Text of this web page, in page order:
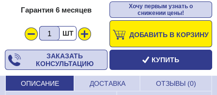
Гарантия 6 месяцев
Хочу первым узнать о
снижении цены!
ШТ ДОБАВИТЬ В КОРЗИНУ
ЗАКАЗАТЬ
КОНСУЛЬТАЦИЮ
КУПИТЬ
ОПИСАНИЕ ДОСТАВКА ОТЗЫВЫ (0)